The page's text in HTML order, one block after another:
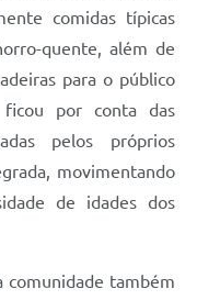
comidas típicas
quente, além de
para o público
por conta das
pelos próprios
movimentando
de idades dos
também